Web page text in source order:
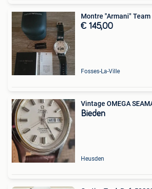
Montre "Armani"
€ 145,00
Fosses-La-Ville
Vintage OMEGA
Bieden
Heusden